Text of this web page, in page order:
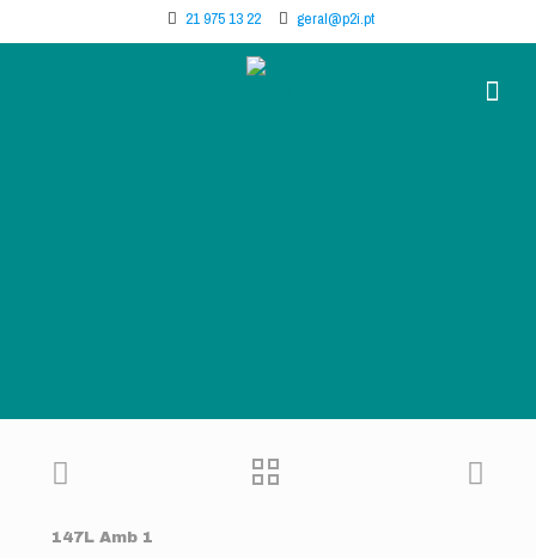
21 975 13 22 geral@p2i.pt
147L Amb 1